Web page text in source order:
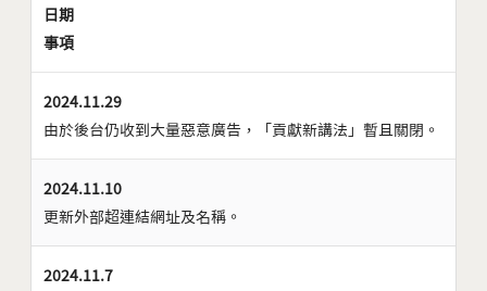
日期
事項
2024.11.29
由於後台仍收到大量惡意廣告，「貢獻新講法」暫且關閉。
2024.11.10
更新外部超連結網址及名稱。
2024.11.7